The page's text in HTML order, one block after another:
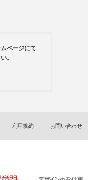
ページにて
。
利用規約 お問い合わせ